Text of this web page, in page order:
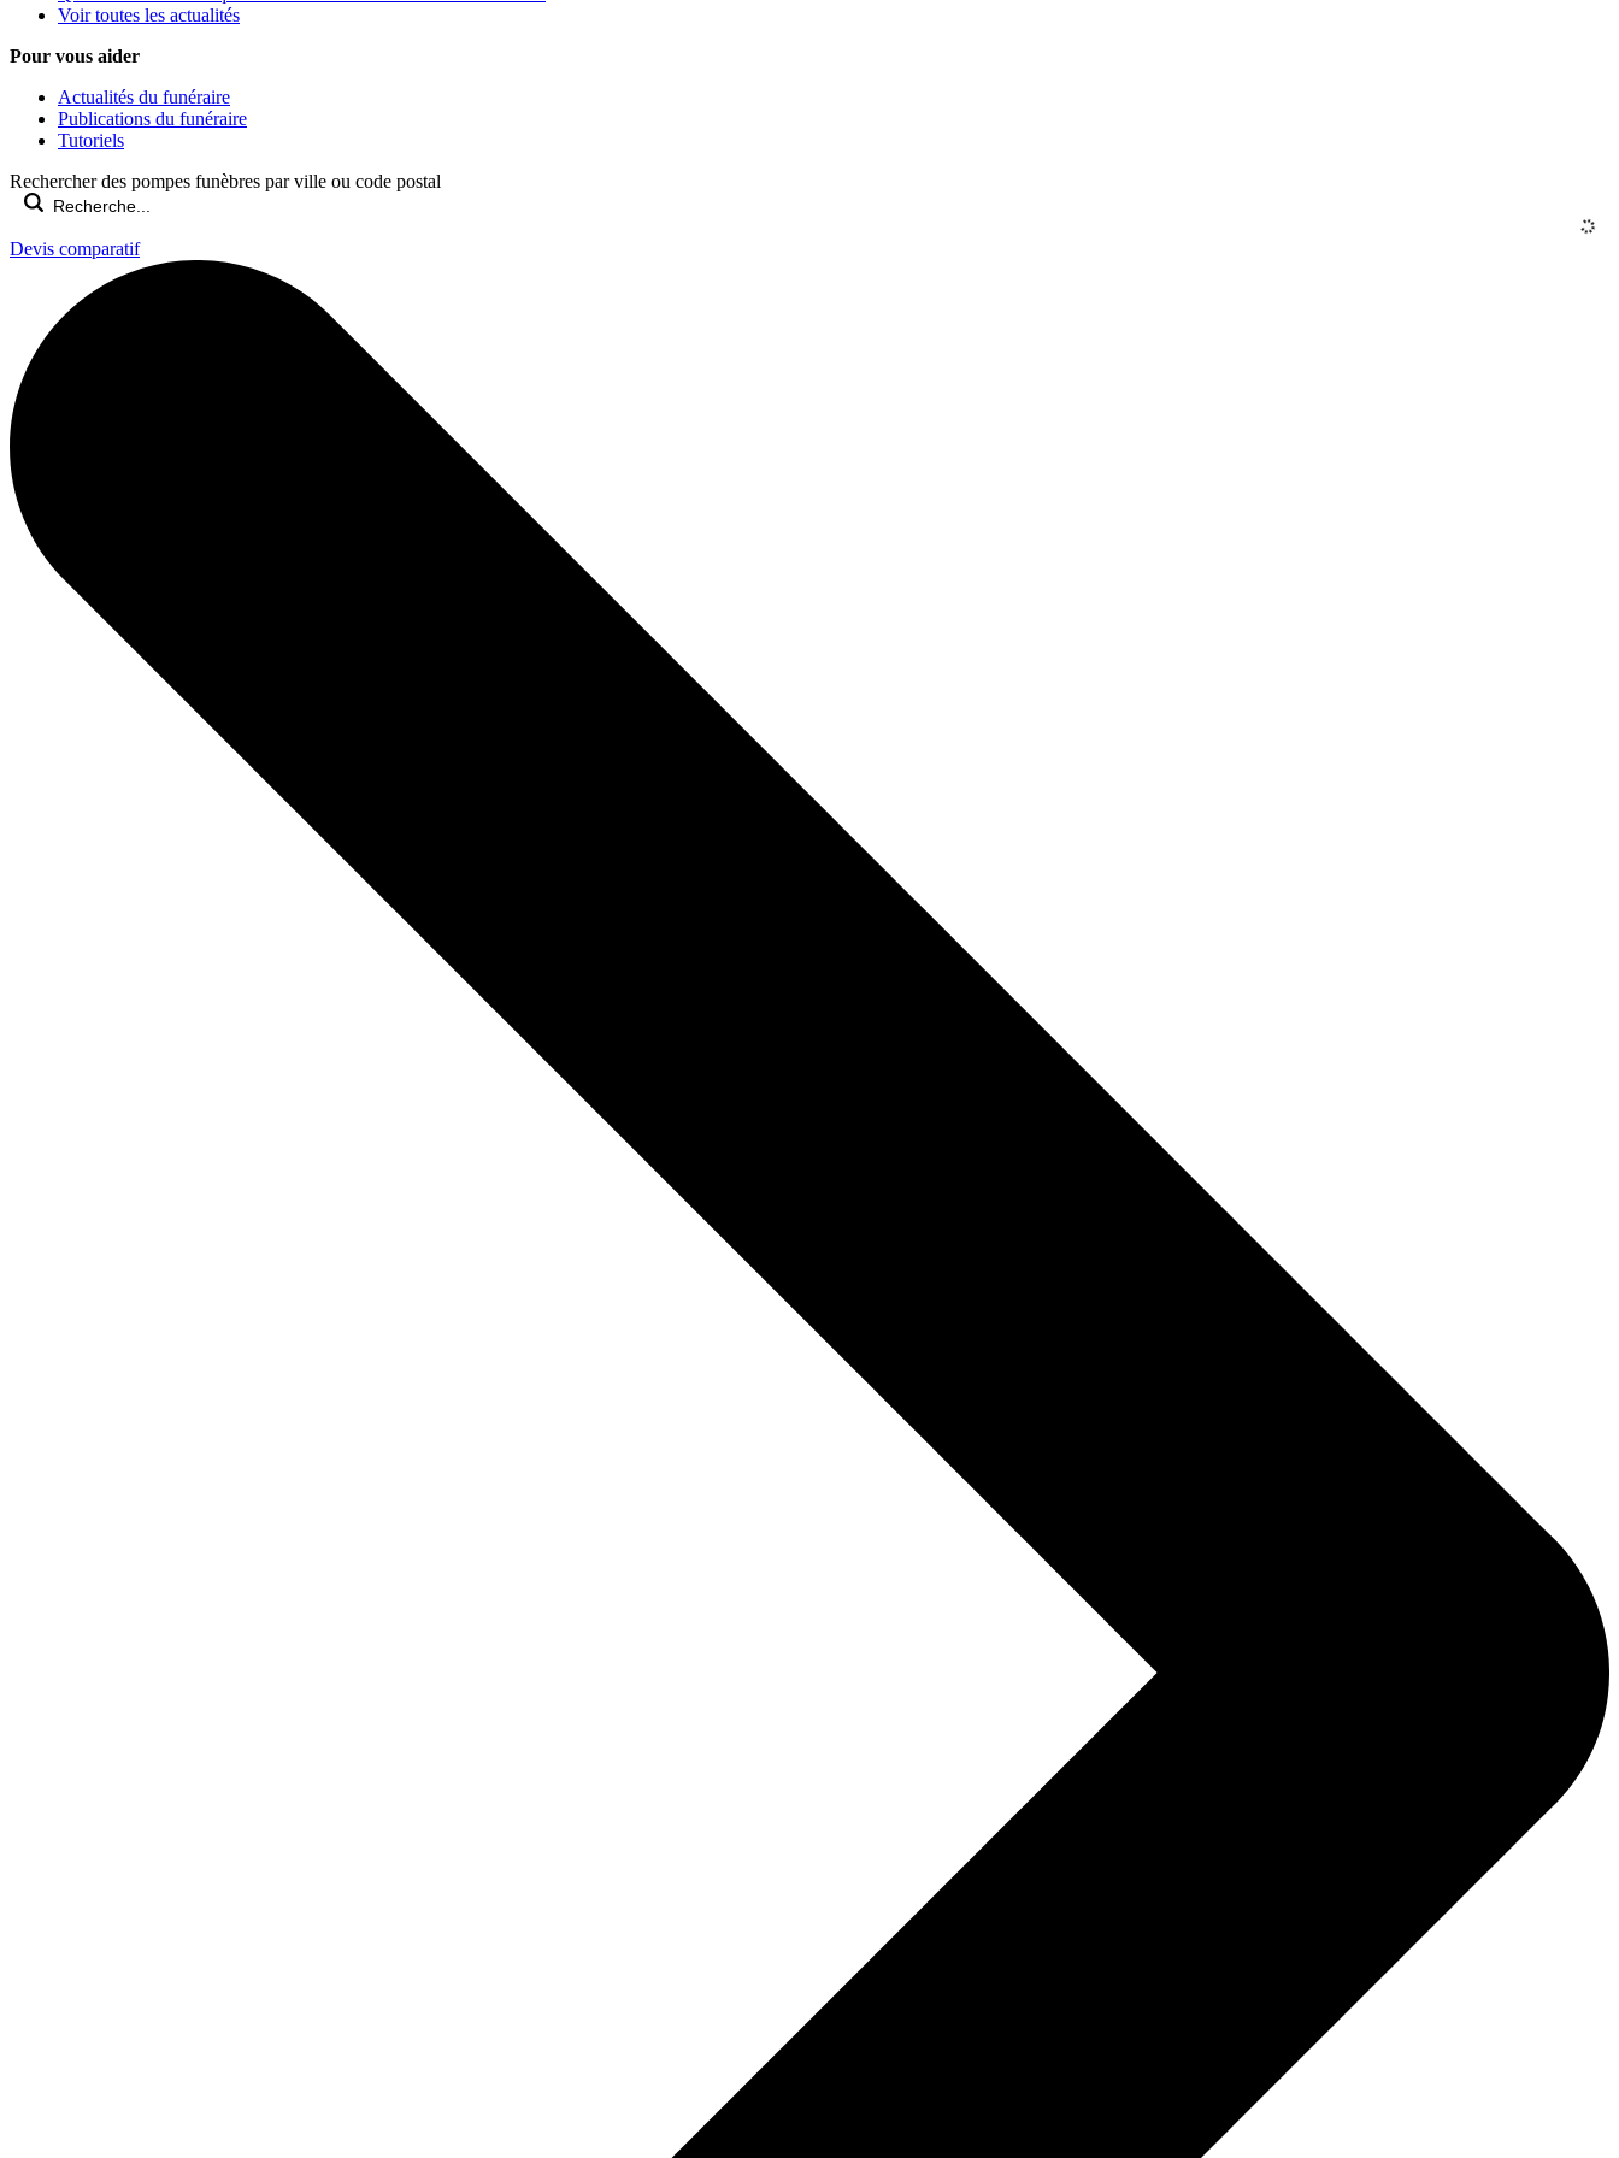
Voir toutes les actualités
Pour vous aider
Actualités du funéraire
Publications du funéraire
Tutoriels
Rechercher des pompes funèbres par ville ou code postal
Devis comparatif